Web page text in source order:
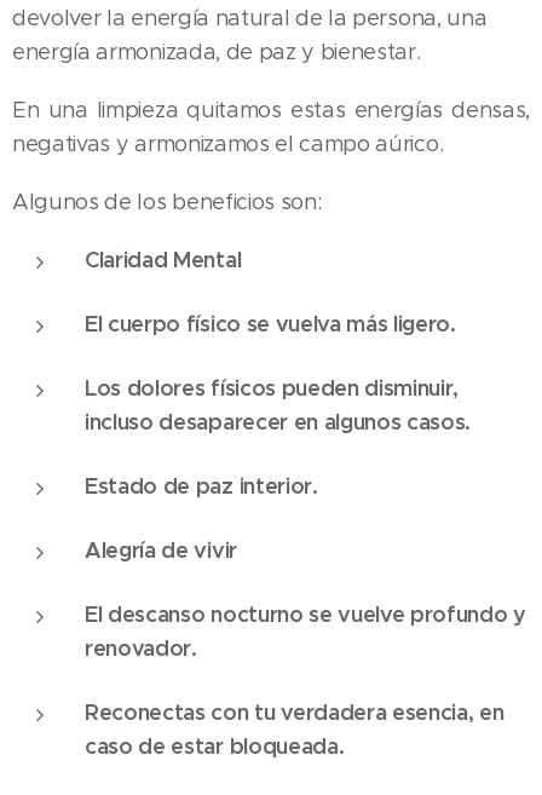
devolver la energía natural de la persona, una
energía armonizada, de paz y bienestar.
En una limpieza quitamos estas energías densas,
negativas y armonizamos el campo aúrico.
Algunos de los beneficios son:
Claridad Mental
El cuerpo físico se vuelva más ligero.
Los dolores físicos pueden disminuir,
incluso desaparecer en algunos casos.
Estado de paz interior.
Alegría de vivir
El descanso nocturno se vuelve profundo y
renovador.
Reconectas con tu verdadera esencia, en
caso de estar bloqueada.